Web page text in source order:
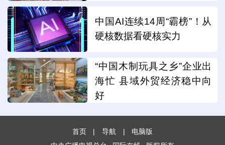
中国AI连续14周“霸榜”！从
硬核数据看硬核实力
“中国木制玩具之乡”企业出
海忙 县域外贸经济稳中向
好
首页 | 导航 |
电脑版